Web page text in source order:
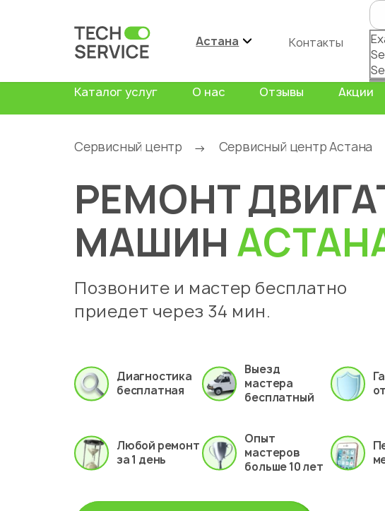
Астана Контакты
Каталог услуг О нас Отзывы Акции
Сервисный центр → Сервисный центр Астана
РЕМОНТ
МАШИН
Позвоните и мастер бесплатно
приедет через 34 мин.
Диагностика
бесплатная
Выезд
мастера
бесплатный
Любой ремонт
за 1 день
Опыт
мастеров
больше 10 лет